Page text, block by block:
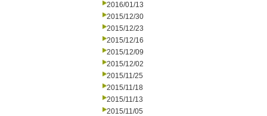
2016/01/13
2015/12/30
2015/12/23
2015/12/16
2015/12/09
2015/12/02
2015/11/25
2015/11/18
2015/11/13
2015/11/05